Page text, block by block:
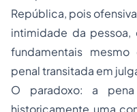
República, pois
intimidade da
fundamentais
penal transitada em
O paradoxo: a
historicamente uma